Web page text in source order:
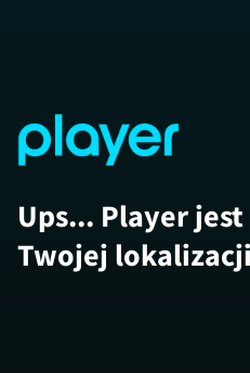
Ups... Player
Twojej lokalizacji